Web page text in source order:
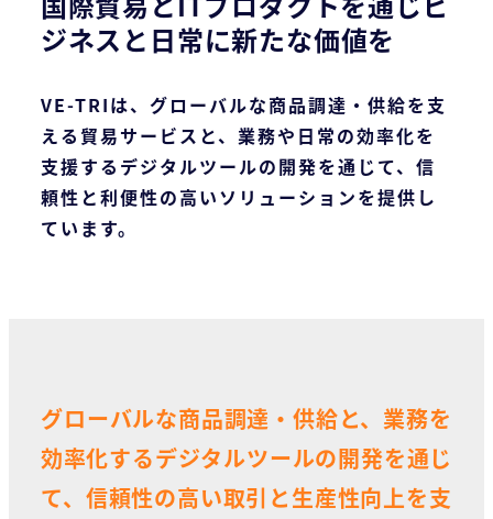
ジネスと日常に新たな価値を
VE-TRIは、グローバルな商品調達・供給を支
える貿易サービスと、業務や日常の効率化を
支援するデジタルツールの開発を通じて、信
頼性と利便性の高いソリューションを提供し
ています。
グローバルな商品調達・供給と、業務を
効率化するデジタルツールの開発を通じ
て、信頼性の高い取引と生産性向上を支